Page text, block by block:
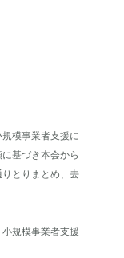
模事業者支援に
基づき本会から
とりまとめ、去
小規模事業者支援